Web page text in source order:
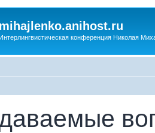
mihajlenko.anihost.ru
конференция Николая